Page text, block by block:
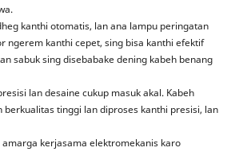
kanthi otomatis, lan ana lampu peringatan
ngerem kanthi cepet, sing bisa kanthi efektif
sabuk sing disebabake dening kabeh benang
lan desaine cukup masuk akal. Kabeh
berkualitas tinggi lan diproses kanthi presisi, lan
kerjasama elektromekanis karo